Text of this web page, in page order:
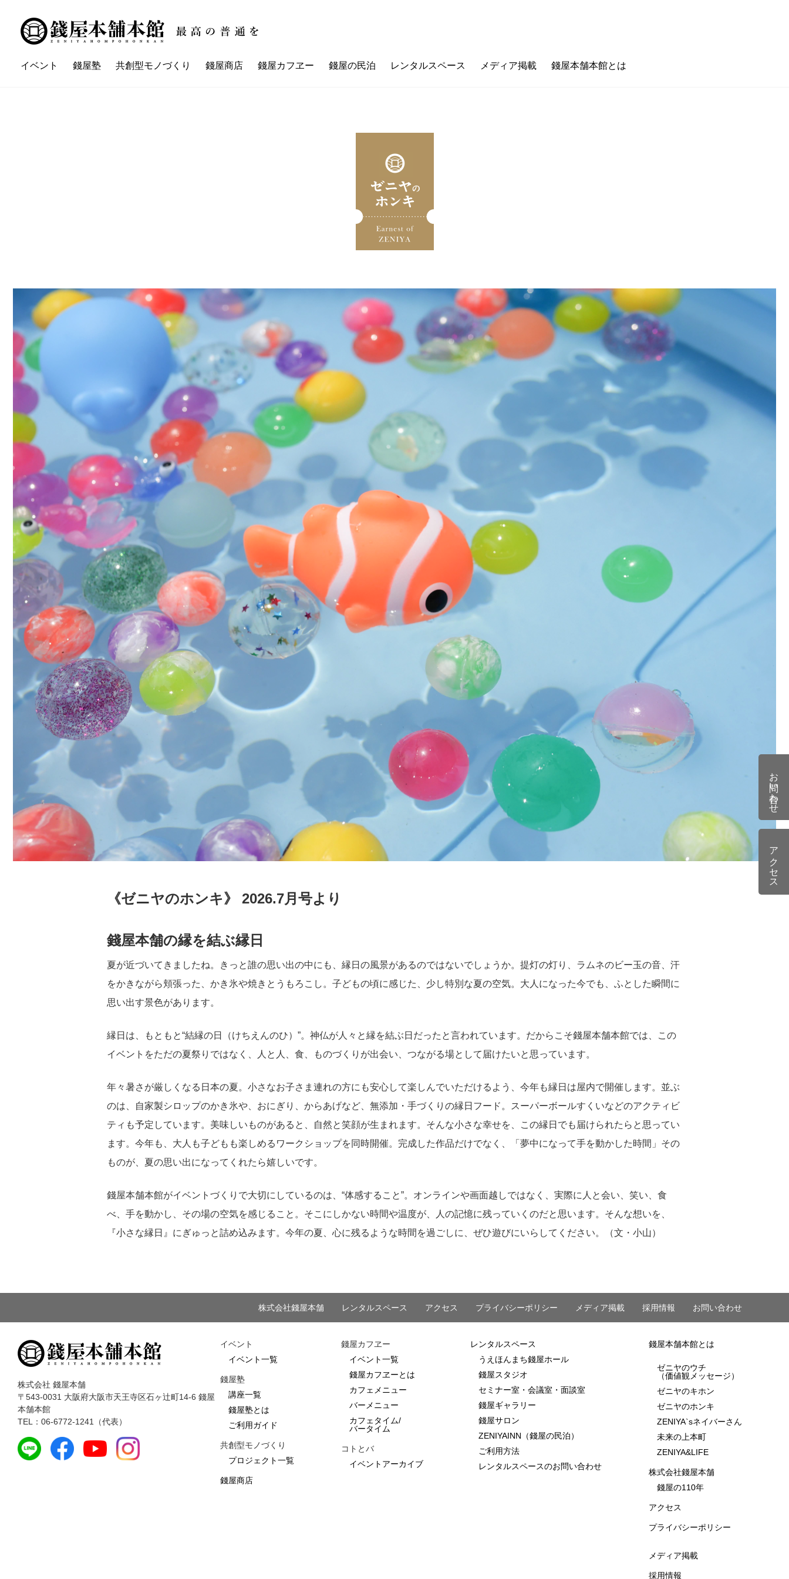
イベント 錢屋塾 共創型モノづくり 錢屋商店 錢屋カフヱー 錢屋の民泊 レンタルスペース メディア掲載 錢屋本舗本館とは
《ゼニヤのホンキ》 2026.7月号より
錢屋本舗の縁を結ぶ縁日
夏が近づいてきましたね。きっと誰の思い出の中にも、縁日の風景があるのではないでしょうか。提灯の灯り、ラムネのビー玉の音、汗
をかきながら頬張った、かき氷や焼きとうもろこし。子どもの頃に感じた、少し特別な夏の空気。大人になった今でも、ふとした瞬間に
思い出す景色があります。
縁日は、もともと“結縁の日（けちえんのひ）”。神仏が人々と縁を結ぶ日だったと言われています。だからこそ錢屋本舗本館では、この
イベントをただの夏祭りではなく、人と人、食、ものづくりが出会い、つながる場として届けたいと思っています。
年々暑さが厳しくなる日本の夏。小さなお子さま連れの方にも安心して楽しんでいただけるよう、今年も縁日は屋内で開催します。並ぶ
のは、自家製シロップのかき氷や、おにぎり、からあげなど、無添加・手づくりの縁日フード。スーパーボールすくいなどのアクティビ
ティも予定しています。美味しいものがあると、自然と笑顔が生まれます。そんな小さな幸せを、この縁日でも届けられたらと思ってい
ます。今年も、大人も子どもも楽しめるワークショップを同時開催。完成した作品だけでなく、「夢中になって手を動かした時間」その
ものが、夏の思い出になってくれたら嬉しいです。
錢屋本舗本館がイベントづくりで大切にしているのは、“体感すること”。オンラインや画面越しではなく、実際に人と会い、笑い、食
べ、手を動かし、その場の空気を感じること。そこにしかない時間や温度が、人の記憶に残っていくのだと思います。そんな想いを、
『小さな縁日』にぎゅっと詰め込みます。今年の夏、心に残るような時間を過ごしに、ぜひ遊びにいらしてください。（文・小山）
株式会社錢屋本舗 レンタルスペース アクセス プライバシーポリシー メディア掲載 採用情報 お問い合わせ
株式会社 錢屋本舗
〒543-0031 大阪府大阪市天王寺区石ヶ辻町14-6 錢屋
本舗本館
TEL：06-6772-1241（代表）
イベント
イベント一覧
錢屋塾
講座一覧
錢屋塾とは
ご利用ガイド
共創型モノづくり
プロジェクト一覧
錢屋商店
錢屋カフヱー
イベント一覧
錢屋カフヱーとは
カフェメニュー
バーメニュー
カフェタイム/
バータイム
コトとバ
イベントアーカイブ
レンタルスペース
うえほんまち錢屋ホール
錢屋スタジオ
セミナー室・会議室・面談室
錢屋ギャラリー
錢屋サロン
ZENIYAINN（錢屋の民泊）
ご利用方法
レンタルスペースのお問い合わせ
錢屋本舗本館とは
ゼニヤのウチ
（価値観メッセージ）
ゼニヤのキホン
ゼニヤのホンキ
ZENIYA`sネイバーさん
未来の上本町
ZENIYA&LIFE
株式会社錢屋本舗
錢屋の110年
アクセス
プライバシーポリシー
メディア掲載
採用情報
お問い合わせ
アクセス